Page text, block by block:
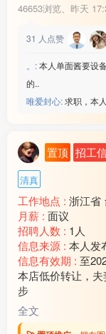
46653浏览、 昨天
31 人点赞
。:本人单面酱要设
的..
唯爱封心:求职，本
置顶 招工
清真
工作地点 : 浙江省
月薪 : 面议
招聘人数 : 1人
信息来源 : 本人发
信息有效期 : 至
本店低价转让，
步
全文